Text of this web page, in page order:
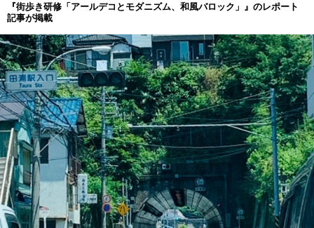
『街歩き研修「アールデコとモダニズム、和風バロック」』のレポート
記事が掲載